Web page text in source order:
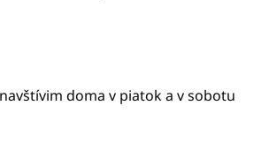
doma v piatok a v sobotu